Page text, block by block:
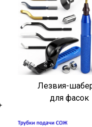
Лезвия-
для фасок